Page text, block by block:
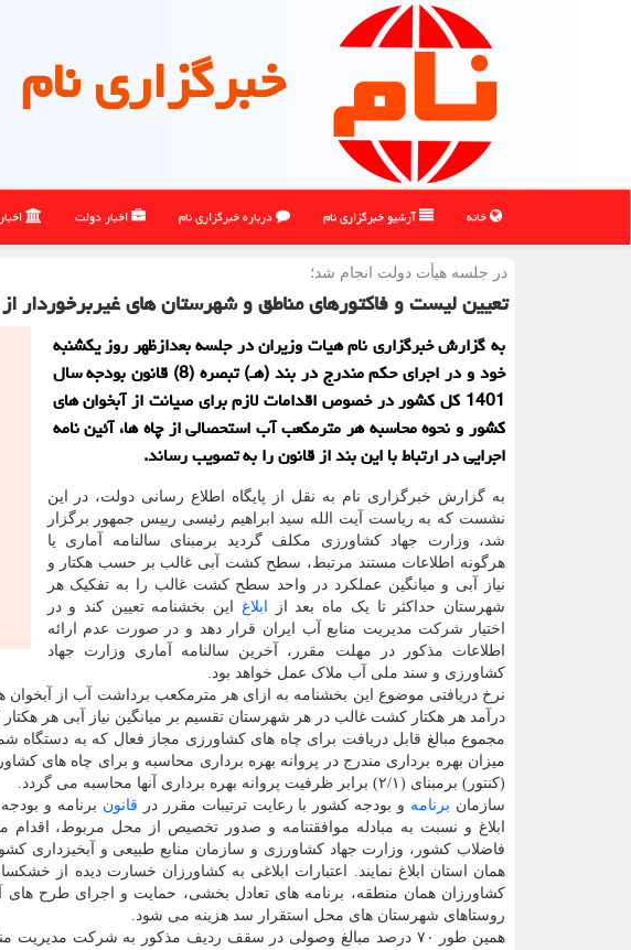
خبرگزاری نام
خانه آرشیو خبرگزاری نام درباره خبرگزاری نام اخبار دولت
در جلسه هیأت دولت انجام شد؛
تعیین لیست و فاکتورهای مناطق و شهرستان های غیربرخوردار
به گزارش خبرگزاری نام هیات وزیران در جلسه بعدازظهر روز یکشنبه
خود و در اجرای حکم مندرج در بند (هـ) تبصره (8) قانون بودجه سال
1401 کل کشور در خصوص اقدامات لازم برای صیانت از آبخوان های
کشور و نحوه محاسبه هر مترمکعب آب استحصالی از چاه ها، آئین نامه
اجرایی در ارتباط با این بند از قانون را به تصویب رساند.
به گزارش خبرگزاری نام به نقل از پایگاه اطلاع رسانی دولت، در این
نشست که به ریاست آیت الله سید ابراهیم رئیسی رییس جمهور برگزار
شد، وزارت جهاد کشاورزی مکلف گردید برمبنای سالنامه آماری یا
هرگونه اطلاعات مستند مرتبط، سطح کشت آبی غالب بر حسب هکتار و
نیاز آبی و میانگین عملکرد در واحد سطح کشت غالب را به تفکیک هر
شهرستان حداکثر تا یک ماه بعد از
ابلاغ این بخشنامه تعیین کند و در
اختیار شرکت مدیریت منابع آب ایران قرار دهد و در صورت عدم ارائه
اطلاعات مذکور در مهلت مقرر، آخرین سالنامه آماری وزارت جهاد
کشاورزی و سند ملی آب ملاک عمل خواهد بود.
درآمد هر هکتار کشت غالب در هر شهرستان تقسیم بر میانگین نیاز آبی هر
مجموع مبالغ قابل دریافت برای چاه های کشاورزی مجاز فعال که به
میزان بهره برداری مندرج در پروانه بهره برداری محاسبه و برای چاه های
(کنتور) برمبنای (۲/۱) برابر ظرفیت پروانه بهره برداری آنها محاسبه می گردد.
سازمان برنامه و بودجه کشور با رعایت ترتیبات مقرر در قانون برنامه و
ابلاغ و نسبت به مبادله موافقتنامه و صدور تخصیص از محل مربوط،
فاضلاب کشور، وزارت جهاد کشاورزی و سازمان منابع طبیعی و آبخیزداری
همان استان ابلاغ نمایند. اعتبارات ابلاغی به کشاورزان خسارت دیده از
کشاورزان همان منطقه، برنامه های تعادل بخشی، حمایت و اجرای طرح های
روستاهای شهرستان های محل استقرار سد هزینه می شود.